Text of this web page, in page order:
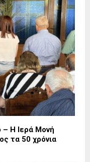
Η Ιερά Μονή
τα 50 χρόνια